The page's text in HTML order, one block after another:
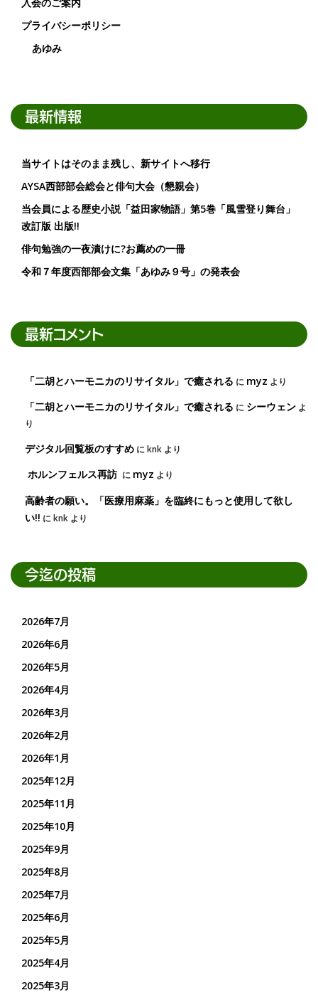
プライバシーポリシー
あゆみ
最新情報
当サイトはそのまま残し、新サイトへ移行
AYSA西部部会総会と俳句大会（懇親会）
当会員による歴史小説「益田家物語」第5巻「風雪登り舞台」
改訂版 出版!!
俳句勉強の一夜漬けに?お薦めの一冊
令和７年度西部部会文集「あゆみ９号」の発表会
最新コメント
「二胡とハーモニカのリサイタル」で癒される に myz より
「二胡とハーモニカのリサイタル」で癒される に シーウェン よ
り
デジタル回覧板のすすめ にknk より
ホルンフェルス再訪 に myz より
高齢者の願い。「医療用麻薬」を臨終にもっと使用して欲し
い!! にknk より
今迄の投稿
2026年7月
2026年6月
2026年5月
2026年4月
2026年3月
2026年2月
2026年1月
2025年12月
2025年11月
2025年10月
2025年9月
2025年8月
2025年7月
2025年6月
2025年5月
2025年4月
2025年3月